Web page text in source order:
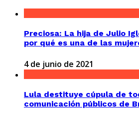
Preciosa: La hija de Julio
por qué es una de las
4 de junio de 2021
Lula destituye cúpula de
comunicación públicos de